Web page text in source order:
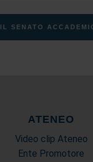
IL SENATO
ATENEO
Video clip Ateneo
Ente Promotore